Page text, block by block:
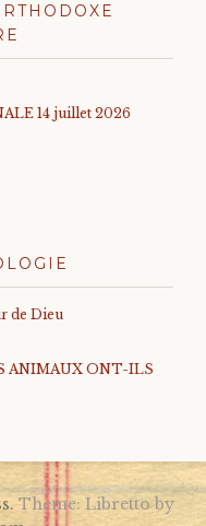
14 juillet 2026
de Dieu
ANIMAUX ONT-ILS
Theme: Libretto by